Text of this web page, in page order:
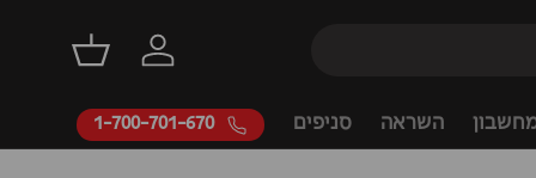
דילוג
התחברותסל קניות
השראה סניפים 1-700-701-670